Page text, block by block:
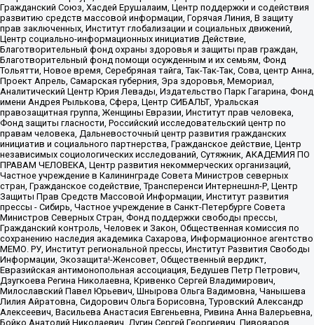
Гражданский Союз, Хасдей Ерушалаим, Центр поддержки и содействия
развитию средств массовой информации, Горячая Линия, В защиту
прав заключенных, Институт глобализации и социальных движений,
Центр социально-информационных инициатив Действие,
Благотворительный фонд охраны здоровья и защиты прав граждан,
Благотворительный фонд помощи осужденным и их семьям, Фонд
Тольятти, Новое время, Серебряная тайга, Так-Так-Так, Сова, центр Анна,
Проект Апрель, Самарская губерния, Эра здоровья, Мемориал,
Аналитический Центр Юрия Левады, Издательство Парк Гагарина, Фонд
имени Андрея Рылькова, Сфера, Центр СИБАЛЬТ, Уральская
правозащитная группа, Женщины Евразии, Институт прав человека,
Фонд защиты гласности, Российский исследовательский центр по
правам человека, Дальневосточный центр развития гражданских
инициатив и социального партнерства, Гражданское действие, Центр
независимых социологических исследований, Сутяжник, АКАДЕМИЯ ПО
ПРАВАМ ЧЕЛОВЕКА, Центр развития некоммерческих организаций,
Частное учреждение в Калининграде Совета Министров северных
стран, Гражданское содействие, Трансперенси Интернешнл-Р, Центр
Защиты Прав Средств Массовой Информации, Институт развития
прессы - Сибирь, Частное учреждение в Санкт-Петербурге Совета
Министров Северных Стран, Фонд поддержки свободы прессы,
Гражданский контроль, Человек и Закон, Общественная комиссия по
сохранению наследия академика Сахарова, Информационное агентство
МЕМО. РУ, Институт региональной прессы, Институт Развития Свободы
Информации, Экозащита!-Женсовет, Общественный вердикт,
Евразийская антимонопольная ассоциация, Бедушев Петр Петрович,
Дзугкоева Регина Николаевна, Кривенко Сергей Владимирович,
Милославский Павел Юрьевич, Шнырова Ольга Вадимовна, Чанышева
Лилия Айратовна, Сидорович Ольга Борисовна, Туровский Александр
Алексеевич, Васильева Анастасия Евгеньевна, Ривина Анна Валерьевна,
Бойко Анатолий Николаевич, Дугин Сергей Георгиевич, Пивоваров